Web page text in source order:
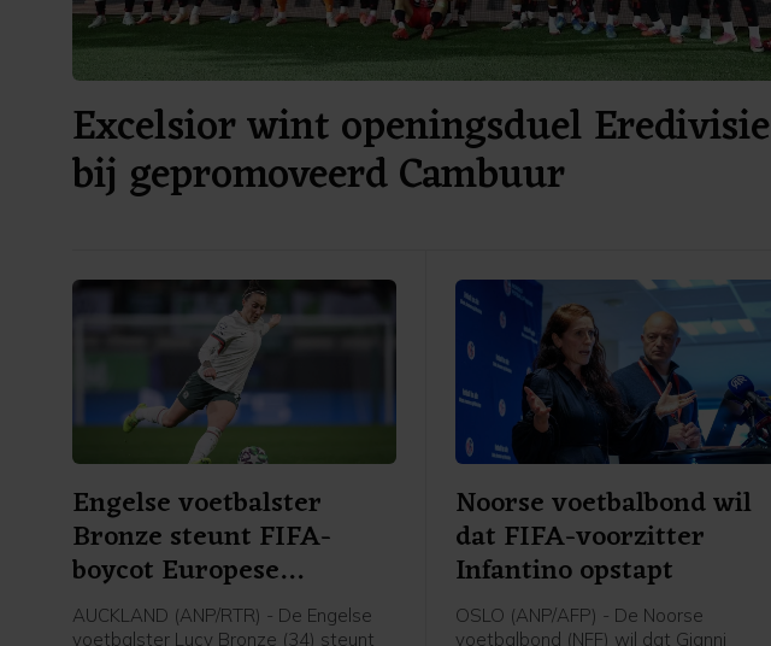
Excelsior wint openingsduel Eredivisie
bij gepromoveerd Cambuur
Engelse voetbalster
Bronze steunt FIFA-
boycot Europese
speelsters
AUCKLAND (ANP/RTR) - De Engelse
voetbalster Lucy Bronze (34) steunt
Noorse voetbalbond wil
dat FIFA-voorzitter
Infantino opstapt
OSLO (ANP/AFP) - De Noorse
voetbalbond (NFF) wil dat Gianni